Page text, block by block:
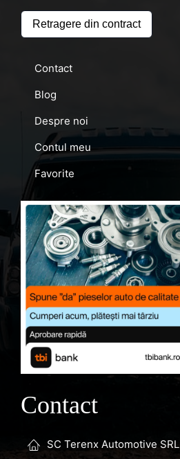
Retragere din contract
Contact
Blog
Despre noi
Contul meu
Favorite
Contact
SC Terenx Automotive SRL